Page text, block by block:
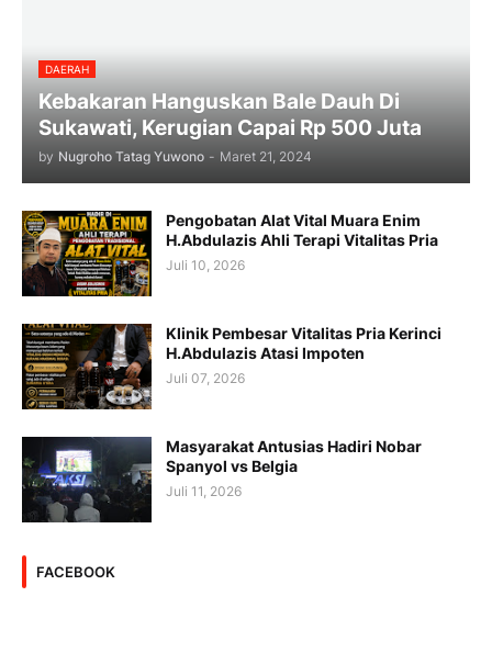
DAERAH
Kebakaran Hanguskan Bale Dauh Di
Sukawati, Kerugian Capai Rp 500 Juta
by Nugroho Tatag Yuwono - Maret 21, 2024
Pengobatan Alat Vital Muara Enim
H.Abdulazis Ahli Terapi Vitalitas Pria
Juli 10, 2026
Klinik Pembesar Vitalitas Pria Kerinci
H.Abdulazis Atasi Impoten
Juli 07, 2026
Masyarakat Antusias Hadiri Nobar
Spanyol vs Belgia
Juli 11, 2026
FACEBOOK